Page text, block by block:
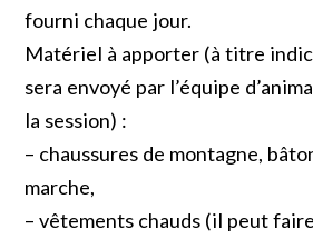
fourni chaque jour.
Matériel à apporter (à titre
sera envoyé par l’équipe
la session) :
– chaussures de montagne,
marche,
– vêtements chauds (il peut